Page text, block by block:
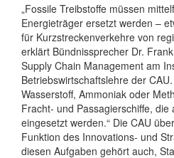
„Fossile Treibstoffe müssen
Energieträger ersetzt werden –
für Kurzstreckenverkehre von
erklärt Bündnissprecher Dr.
Supply Chain Management am
Betriebswirtschaftslehre der
Wasserstoff, Ammoniak oder
Fracht- und Passagierschiffe, die
eingesetzt werden.“ Die CAU
Funktion des Innovations- und
diesen Aufgaben gehört auch,